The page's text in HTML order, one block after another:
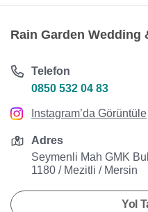
Rain Garden
Telefon
0850 532 04 83
Instagram’da Görüntüle
Adres
Seymenli Mah GMK
1180 / Mezitli / Mersin
Yol